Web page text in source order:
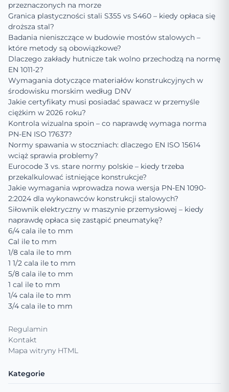
przeznaczonych na morze
Granica plastyczności stali S355 vs S460 – kiedy opłaca się
droższa stal?
Badania nieniszczące w budowie mostów stalowych –
które metody są obowiązkowe?
Dlaczego zakłady hutnicze tak wolno przechodzą na normę
EN 1011-2?
Wymagania dotyczące materiałów konstrukcyjnych w
środowisku morskim według DNV
Jakie certyfikaty musi posiadać spawacz w przemyśle
ciężkim w 2026 roku?
Kontrola wizualna spoin – co naprawdę wymaga norma
PN-EN ISO 17637?
Normy spawania w stoczniach: dlaczego EN ISO 15614
wciąż sprawia problemy?
Eurocode 3 vs. stare normy polskie – kiedy trzeba
przekalkulować istniejące konstrukcje?
Jakie wymagania wprowadza nowa wersja PN-EN 1090-
2:2024 dla wykonawców konstrukcji stalowych?
Siłownik elektryczny w maszynie przemysłowej – kiedy
naprawdę opłaca się zastąpić pneumatykę?
6/4 cala ile to mm
Cal ile to mm
1/8 cala ile to mm
1 1/2 cala ile to mm
5/8 cala ile to mm
1 cal ile to mm
1/4 cala ile to mm
3/4 cala ile to mm
Regulamin
Kontakt
Mapa witryny HTML
Kategorie